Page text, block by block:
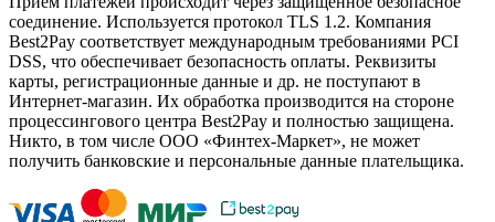
соединение. Используется протокол TLS 1.2. Компания
Best2Pay соответствует международным требованиями PCI
DSS, что обеспечивает безопасность оплаты. Реквизиты
карты, регистрационные данные и др. не поступают в
Интернет-магазин. Их обработка производится на стороне
процессингового центра Best2Pay и полностью защищена.
Никто, в том числе ООО «Финтех-Маркет», не может
получить банковские и персональные данные плательщика.